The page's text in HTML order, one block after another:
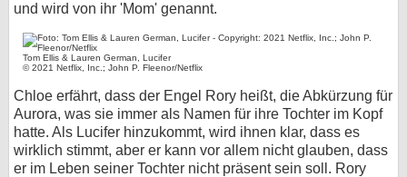
und wird von ihr 'Mom' genannt.
Tom Ellis & Lauren German, Lucifer
© 2021 Netflix, Inc.; John P. Fleenor/Netflix
Chloe erfährt, dass der Engel Rory heißt, die Abkürzung für
Aurora, was sie immer als Namen für ihre Tochter im Kopf
hatte. Als Lucifer hinzukommt, wird ihnen klar, dass es
wirklich stimmt, aber er kann vor allem nicht glauben, dass
er im Leben seiner Tochter nicht präsent sein soll. Rory